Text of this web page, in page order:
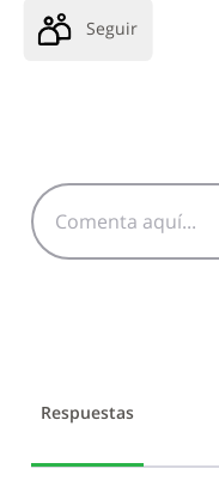
Seguir
Respuestas